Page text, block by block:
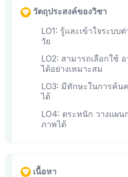
วัตถุประสงค์ของวิชา
LO1: รู้และเข้าใจระบ
วัย
LO2: สามารถเลือกใช้
ได้อย่างเหมาะสม
LO3: มีทักษะในการค้น
ได้
LO4: ตระหนัก วางแผ
ภาพได้
เนื้อหา